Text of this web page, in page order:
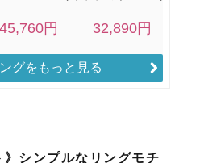
グをもっと見る
》シンプルなリングモチ